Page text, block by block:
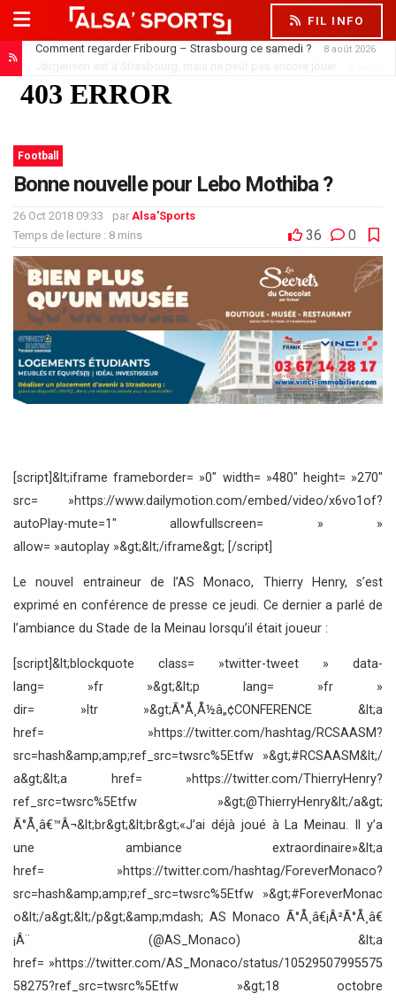
FIL INFO
Jørgensen est à Strasbourg, mais ne peut pas encore jouer 8 août 2026
Football
Bonne nouvelle pour Lebo Mothiba ?
26 Oct 2018 09:33 par Alsa'Sports
Temps de lecture : 8 mins
36 0
[script]&lt;iframe frameborder= »0″ width= »480″ height= »270″
src= »https://www.dailymotion.com/embed/video/x6vo1of?
autoPlay-mute=1″ allowfullscreen= » »
allow= »autoplay »&gt;&lt;/iframe&gt; [/script]
Le nouvel entraineur de l’AS Monaco, Thierry Henry, s’est
exprimé en conférence de presse ce jeudi. Ce dernier a parlé de
l’ambiance du Stade de la Meinau lorsqu’il était joueur :
[script]&lt;blockquote class= »twitter-tweet » data-
lang= »fr »&gt;&lt;p lang= »fr »
dir= »ltr »&gt;Ã°Å¸Å½â„¢CONFERENCE &lt;a
href= »https://twitter.com/hashtag/RCSAASM?
src=hash&amp;amp;ref_src=twsrc%5Etfw »&gt;#RCSAASM&lt;/
a&gt;&lt;a href= »https://twitter.com/ThierryHenry?
ref_src=twsrc%5Etfw »&gt;@ThierryHenry&lt;/a&gt;
Ã°Å¸â€™Â¬&lt;br&gt;&lt;br&gt;«J’ai déjà joué à La Meinau. Il y’a
une ambiance extraordinaire»&lt;a
href= »https://twitter.com/hashtag/ForeverMonaco?
src=hash&amp;amp;ref_src=twsrc%5Etfw »&gt;#ForeverMonac
o&lt;/a&gt;&lt;/p&gt;&amp;mdash; AS Monaco Ã°Å¸â€¡Â²Ã°Å¸â€
¡Â¨ (@AS_Monaco) &lt;a
href= »https://twitter.com/AS_Monaco/status/10529507995575
58275?ref_src=twsrc%5Etfw »&gt;18 octobre